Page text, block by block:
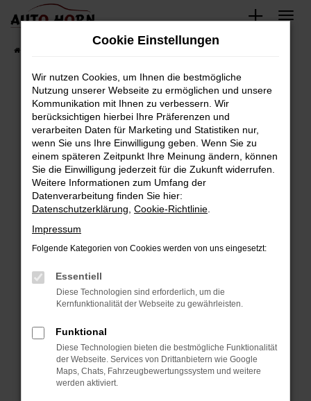
Zum
springen
Fahrzeugbestand
Fehler: Network Error
Beim Laden ist ein Fehler aufgetreten.
Hier sind ein paar Tipps, die dir helfen können:
Überprüfe deine Firewall und deine
Internetverbindung.
Laden andere Webseiten, zum Beispiel deine
Suchmaschine?
Prüfe deine Browsererweiterungen.
können das Laden bestimmter Seiten
verhindern. Funktioniert die Seite in einem
anderen Browser oder in einem privaten
Starte dein Gerät neu.
Das kann manchmal helfen, vorübergehende
Probleme zu beheben.
Cookie Einstellungen
Wir nutzen Cookies, um Ihnen die bestmögliche
Nutzung unserer Webseite zu ermöglichen und unsere
Kommunikation mit Ihnen zu verbessern. Wir
berücksichtigen hierbei Ihre Präferenzen und
verarbeiten Daten für Marketing und Statistiken nur,
wenn Sie uns Ihre Einwilligung geben. Wenn Sie zu
einem späteren Zeitpunkt Ihre Meinung ändern, können
Sie die Einwilligung jederzeit für die Zukunft widerrufen.
Weitere Informationen zum Umfang der
Datenverarbeitung finden Sie hier:
Datenschutzerklärung Cookie-Richtlinie
Impressum
Folgende Kategorien von Cookies werden von uns eingesetzt:
Essentiell
Diese Technologien sind erforderlich, um die
Kernfunktionalität der Webseite zu gewährleisten.
Funktional
Diese Technologien bieten die bestmögliche Funktionalität
der Webseite. Services von Drittanbietern wie Google
Maps, Chats, Fahrzeugbewertungssystem und weitere
werden aktiviert.